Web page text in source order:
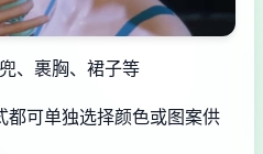
、裹胸、裙子等
都可单独选择颜色或图案供